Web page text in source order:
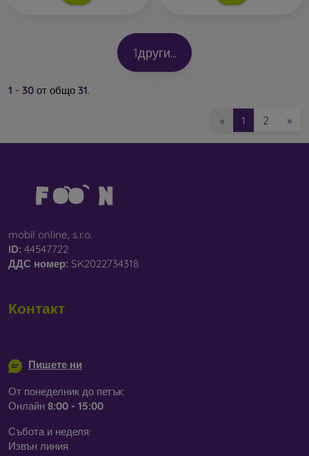
1други...
1 - 30 от общо 31.
« 1 2 »
mobil online, s.r.o.
ID: 44547722
ДДС ​​номер: SK2022734318
Контакт
Пишете ни
От понеделник до петък:
Онлайн 8:00 - 15:00
Събота и неделя:
Извън линия